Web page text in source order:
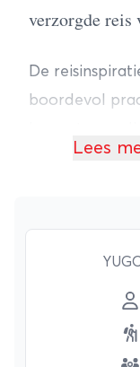
verzorgde
De
boordevol
je verder
We begrijpen
flitsender kan
Maar wij
Lees